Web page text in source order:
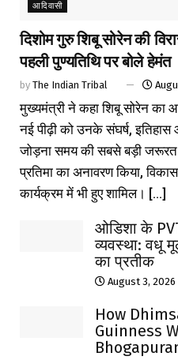
आदिवासी
दिशोम गुरु शिबू सोरेन की
पहली पुण्यतिथि पर बोले हेमंत
by The Indian Tribal
मुख्यमंत्री ने कहा शिबू सोरेन का
नई पीढ़ी को उनके संघर्ष,
जोड़ना समय की सबसे बड़ी
प्रतिमा का अनावरण किया,
कार्यक्रम में भी हुए शामिल। [...]
ओडिशा के
व्यवस्था: वधू
का प्रतीक
August 3, 2026
How
Guinness